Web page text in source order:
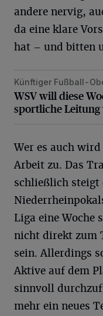
andere nervig,
da eine klare
hat – und bitten
WSV will diese
Künftiger Fußball-
WSV will diese
sportliche
Wer es auch
Arbeit zu. Das
schließlich steigt
Liga eine Woche
nicht direkt zum
sein. Allerdings
Aktive auf dem
sinnvoll
mehr ein neues